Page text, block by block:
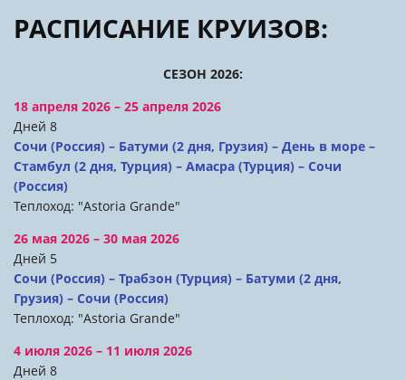
РАСПИСАНИЕ КРУИЗОВ:
СЕЗОН 2026:
18 апреля 2026 – 25 апреля 2026
Дней 8
Сочи (Россия) – Батуми (2 дня, Грузия) – День в море –
Стамбул (2 дня, Турция) – Амасра (Турция) – Сочи
(Россия)
Теплоход: "Astoria Grande"
26 мая 2026 – 30 мая 2026
Дней 5
Сочи (Россия) – Трабзон (Турция) – Батуми (2 дня,
Грузия) – Сочи (Россия)
Теплоход: "Astoria Grande"
4 июля 2026 – 11 июля 2026
Дней 8